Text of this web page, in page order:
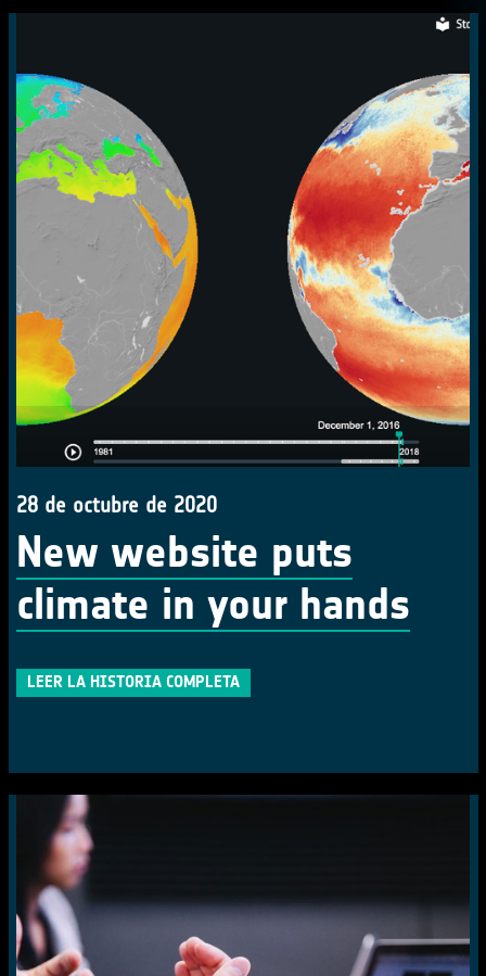
28 de octubre de 2020
New website puts
climate in your hands
LEER LA HISTORIA COMPLETA